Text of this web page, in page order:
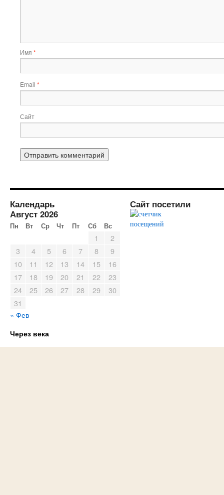
Имя *
Email *
Сайт
Календарь
Август 2026
Пн Вт Ср Чт Пт Сб Вс
1
2
3
4 5 6 7 8
9
10
11 12 13 14 15
16
17
18 19 20 21 22
23
24
25 26 27 28 29
30
31
« Фев
Сайт посетили
Через века